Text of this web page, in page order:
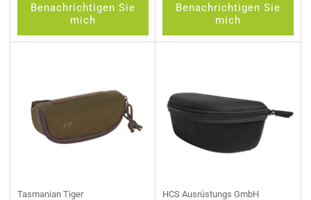
Benachrichtigen Sie
mich
Benachrichtigen Sie
mich
Tasmanian Tiger HCS Ausrüstungs GmbH